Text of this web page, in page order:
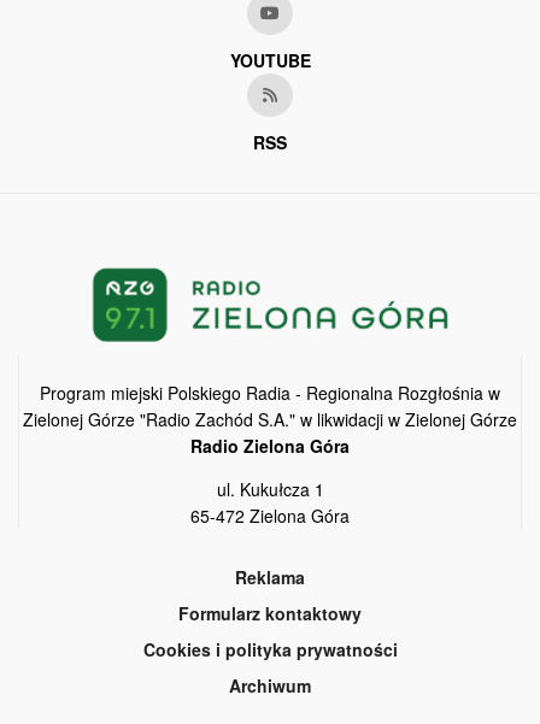
YOUTUBE
RSS
Program miejski Polskiego Radia - Regionalna Rozgłośnia w
Zielonej Górze "Radio Zachód S.A." w likwidacji w Zielonej Górze
Radio Zielona Góra
ul. Kukułcza 1
65-472 Zielona Góra
Reklama
Formularz kontaktowy
Cookies i polityka prywatności
Archiwum